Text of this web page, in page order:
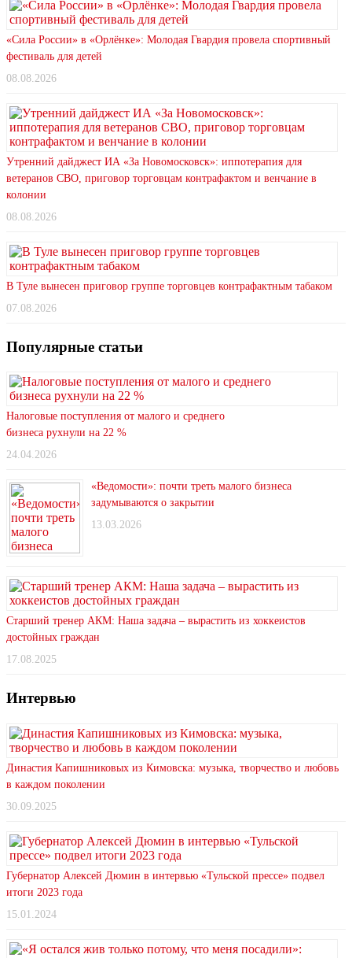
«Сила России» в «Орлёнке»: Молодая Гвардия провела спортивный
фестиваль для детей
08.08.2026
Утренний дайджест ИА «За Новомосковск»: иппотерапия для
ветеранов СВО, приговор торговцам контрафактом и венчание в
колонии
08.08.2026
В Туле вынесен приговор группе торговцев контрафактным табаком
07.08.2026
Популярные статьи
Налоговые поступления от малого и среднего
бизнеса рухнули на 22 %
24.04.2026
«Ведомости»: почти треть малого бизнеса
задумываются о закрытии
13.03.2026
Старший тренер АКМ: Наша задача – вырастить из хоккеистов
достойных граждан
17.08.2025
Интервью
Династия Капишниковых из Кимовска: музыка, творчество и любовь
в каждом поколении
30.09.2025
Губернатор Алексей Дюмин в интервью «Тульской прессе» подвел
итоги 2023 года
15.01.2024